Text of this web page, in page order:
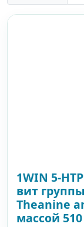
1WIN 5-
вит
Theanine
массой